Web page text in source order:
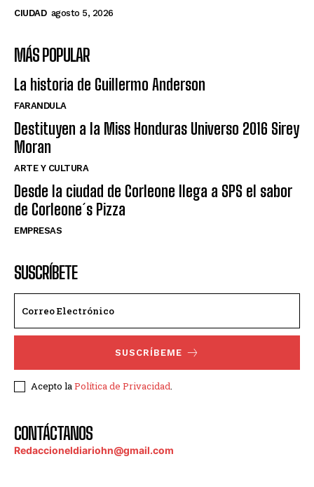
CIUDAD agosto 5, 2026
MÁS POPULAR
La historia de Guillermo Anderson
FARANDULA
Destituyen a la Miss Honduras Universo 2016 Sirey
Moran
ARTE Y CULTURA
Desde la ciudad de Corleone llega a SPS el sabor
de Corleone´s Pizza
EMPRESAS
SUSCRÍBETE
SUSCRÍBEME
Acepto laPolítica de Privacidad.
CONTÁCTANOS
Redaccioneldiariohn@gmail.com